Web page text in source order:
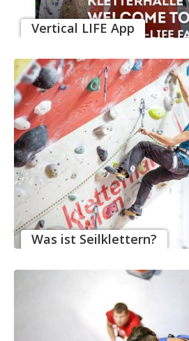
Vertical LIFE App
Was ist Seilklettern?